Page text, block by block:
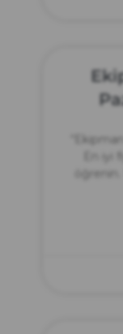
En iyi